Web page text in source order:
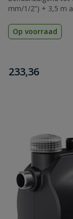
mm/1/2”) + 3,5 m
Op voorraad
€
233,36